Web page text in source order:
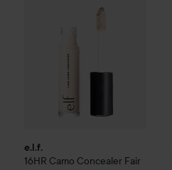
e.l.f.
16HR Camo Concealer Fair